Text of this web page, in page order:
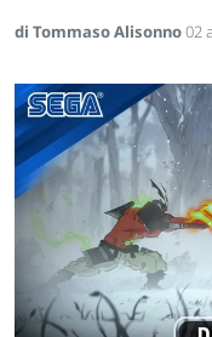
di Tommaso Alisonno02